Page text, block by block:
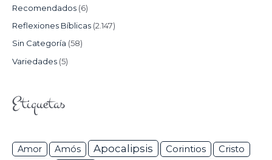
Recomendados (6)
Reflexiones Bíblicas (2.147)
Sin Categoría (58)
Variedades (5)
Etiquetas
Amor Amós Apocalipsis Corintios Cristo